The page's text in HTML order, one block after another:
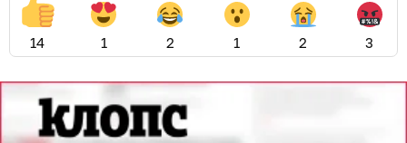
14 1 2 1 2 3